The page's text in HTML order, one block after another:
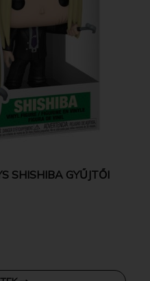
SHISHIBA GYŰJTŐI